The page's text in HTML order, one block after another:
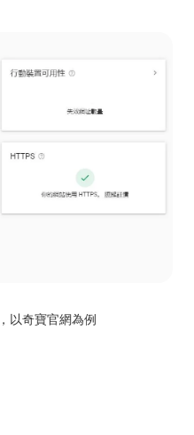
，以奇寶官網為例